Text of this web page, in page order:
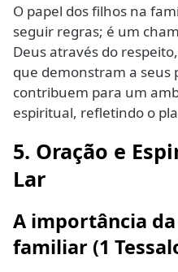
O papel dos filhos na
seguir regras; é um
Deus através do
que demonstram a seus
contribuem para um
espiritual, refletindo o
5. Oração e
Lar
A importância
familiar (1